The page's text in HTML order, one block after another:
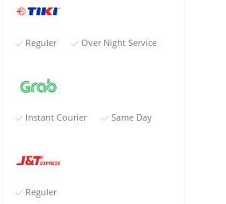
Reguler Over Night Service
Instant Courier Same Day
Reguler